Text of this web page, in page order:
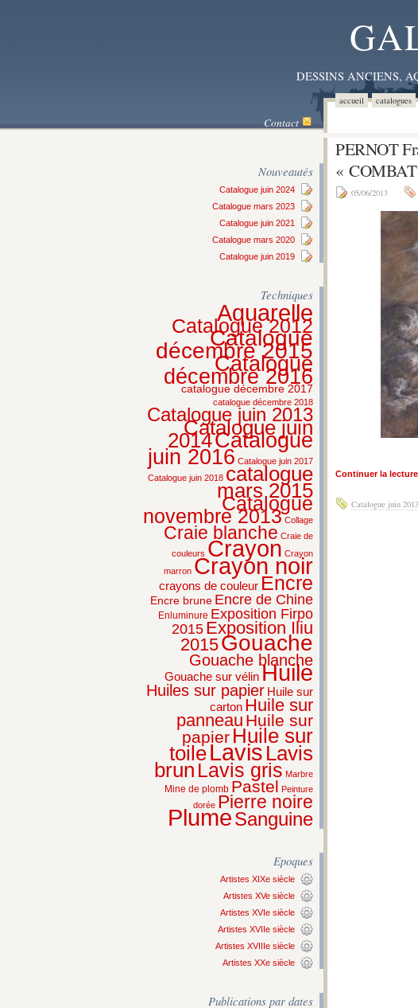
DESSINS ANCIENS,
accueil catalogues
Contact
Nouveautés
Catalogue juin 2024
Catalogue mars 2023
Catalogue juin 2021
Catalogue mars 2020
Catalogue juin 2019
Techniques
Aquarelle
Catalogue 2012
Catalogue
décembre 2015
Catalogue
décembre 2016
catalogue décembre 2017
catalogue décembre 2018
Catalogue juin 2013
Catalogue juin
2014Catalogue
juin 2016 Catalogue juin 2017
Catalogue juin 2018 catalogue
mars 2015
Catalogue
novembre 2013 Collage
Craie blanche Craie de
couleurs Crayon Crayon
marron Crayon noir
crayons de couleur Encre
Encre brune Encre de Chine
Enluminure Exposition Firpo
2015 Exposition Iliu
2015Gouache
Gouache blanche
Gouache sur vélinHuile
Huiles sur papier Huile sur
carton Huile sur
panneau Huile sur
papier Huile sur
toileLavis Lavis
brun Lavis gris Marbre
Mine de plomb Pastel Peinture
dorée Pierre noire
PlumeSanguine
Epoques
Artistes XIXe siècle
Artistes XVe siècle
Artistes XVIe siècle
Artistes XVIIe siècle
Artistes XVIIIe siècle
Artistes XXe siècle
Publications par dates
PERNOT
«
05/06/2013
Continuer la
Catalogue juin 2013